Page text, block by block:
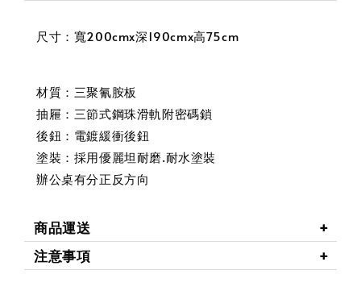
尺寸：寬200cmx深190cmx高75cm
材質：三聚氰胺板
抽屜：三節式鋼珠滑軌附密碼鎖
後鈕：電鍍緩衝後鈕
塗裝：採用優麗坦耐磨.耐水塗裝
辦公桌有分正反方向
商品運送
注意事項